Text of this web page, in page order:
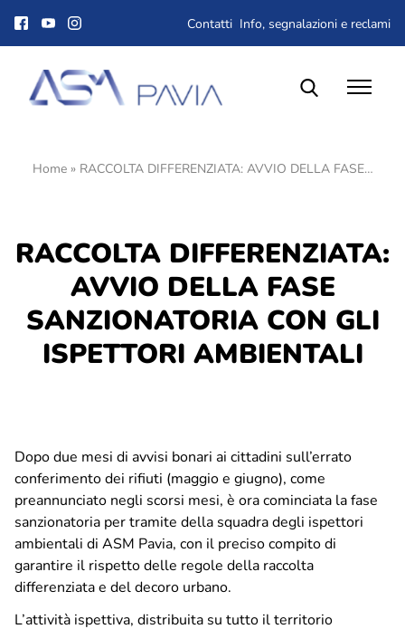
Qualità, ambiente e sicurezza
Gare e Appalti
Albo fornitori
Lavora con noi
Dove siamo
Ciclo idrico integrato
ASM Informa
Comunicati stampa
Comunicazione
Info, segnalazioni e reclami
APP IoAmoPavia
Contatti Info, segnalazioni e reclami
Home» RACCOLTA DIFFERENZIATA: AVVIO DELLA FASE…
RACCOLTA DIFFERENZIATA:
AVVIO DELLA FASE
SANZIONATORIA CON GLI
ISPETTORI AMBIENTALI
Dopo due mesi di avvisi bonari ai cittadini sull’errato
conferimento dei rifiuti (maggio e giugno), come
preannunciato negli scorsi mesi, è ora cominciata la fase
sanzionatoria per tramite della squadra degli ispettori
ambientali di ASM Pavia, con il preciso compito di
garantire il rispetto delle regole della raccolta
differenziata e del decoro urbano.
L’attività ispettiva, distribuita su tutto il territorio